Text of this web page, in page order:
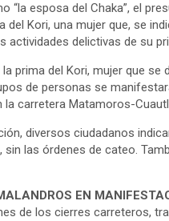
“la esposa del Chaka”, el
del Kori, una mujer que, se
actividades delictivas de su
prima del Kori, mujer que
de personas se
la carretera Matamoros-
diversos ciudadanos
sin las órdenes de cateo.
EN
de los cierres carreteros,